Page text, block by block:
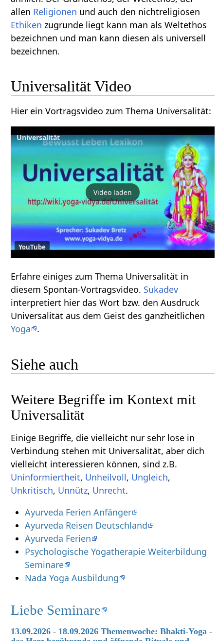
allen Religionen und auch den nichtreligiösen
Ethiken zugrunde liegt kann man als Weltethos
bezeichnen und man kann diesen als universell
bezeichnen.
Universalität‏‎ Video
Hier ein Vortragsvideo zum Thema Universalität‏‎:
Universalität
Video laden
YouTube
Erfahre einiges zum Thema Universalität‏‎ in
diesem Spontan-Vortragsvideo. Sukadev
interpretiert hier das Wort bzw. den Ausdruck
Universalität‏‎ aus dem Geist des ganzheitlichen
Yoga
.
Siehe auch
Weitere Begriffe im Kontext mit
Einige Begriffe, die vielleicht nur sehr lose in
Verbindung stehen mit Universalität‏‎, aber dich
vielleicht interessieren können, sind z.B.
, ,
,
, ,
.
Ayurveda Ferien Anfänger
Ayurveda Reisen Deutschland
Ayurveda Ferien
Psychologische Yogatherapie Weiterbildung
Seminare
Nada Yoga Ausbildung
Liebe Seminare
13.09.2026 - 18.09.2026 Themenwoche: Bhakti-Yoga -